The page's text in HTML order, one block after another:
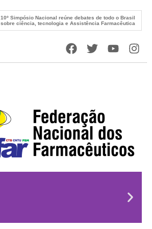
10º Simpósio Nacional reúne debates de todo o Brasil
sobre ciência, tecnologia e Assistência Farmacêutica